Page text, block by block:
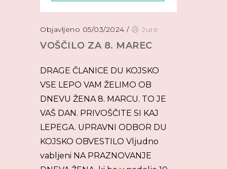
Objavljeno 05/03/2024 / Jure
VOŠČILO ZA 8. MAREC
DRAGE ČLANICE DU KOJSKO
VSE LEPO VAM ŽELIMO OB
DNEVU ŽENA 8. MARCU. TO JE
VAŠ DAN. PRIVOŠČITE SI KAJ
LEPEGA. UPRAVNI ODBOR DU
KOJSKO OBVESTILO Vljudno
vabljeni NA PRAZNOVANJE